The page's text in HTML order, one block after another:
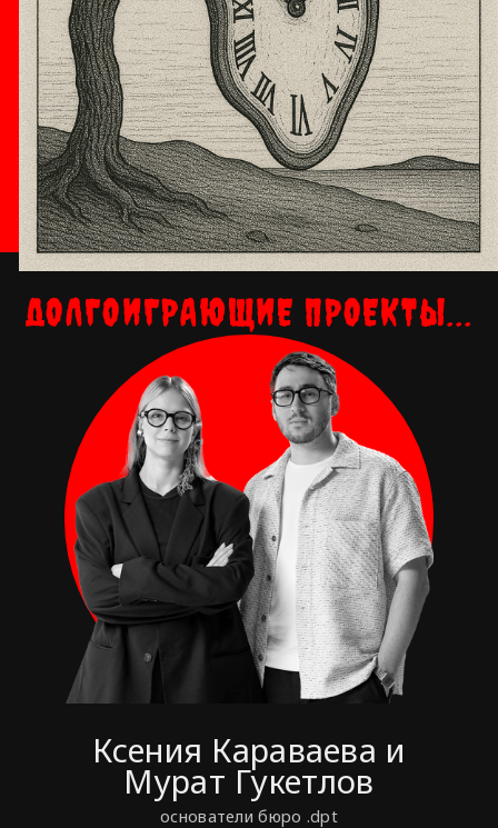
Ксения Караваева и
Мурат Гукетлов
основатели бюро .dpt
ДОЛГОИГРАЮЩИЕ ПРОЕКТЫ...